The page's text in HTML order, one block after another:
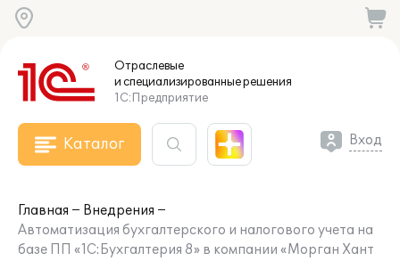
Отраслевые
и специализированныерешения
1С:Предприятие
Каталог Вход
Главная
Внедрения
Автоматизация бухгалтерского и налогового учета на
базе ПП «1С:Бухгалтерия 8» в компании «Морган Хант